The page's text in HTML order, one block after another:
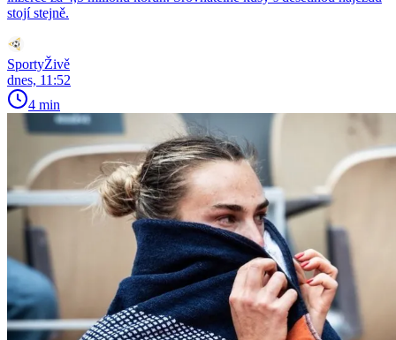
stojí stejně.
SportyŽivě
dnes, 11:52
4 min